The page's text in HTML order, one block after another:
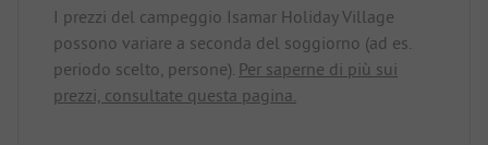
I prezzi del campeggio Isamar Holiday Village
possono variare a seconda del soggiorno (ad es.
periodo scelto, persone). Per saperne di più sui
prezzi, consultate questa pagina.